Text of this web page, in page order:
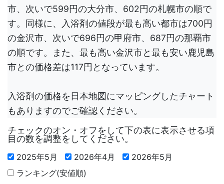
市、次いで599円の大分市、602円の札幌市の順で
す。同様に、入浴剤の値段が最も高い都市は700円
の金沢市、次いで696円の甲府市、687円の那覇市
の順です。また、最も高い金沢市と最も安い鹿児島
市との価格差は117円となっています。
入浴剤の価格を日本地図にマッピングしたチャート
もありますのでご確認ください。
チェックのオン・オフをして下の表に表示させる項
目の数を調整をしてください。
2025年5月 2026年4月
2026年5月
ランキング(安値順)